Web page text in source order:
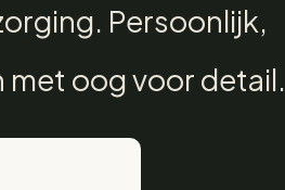
Persoonlijk,
met oog voor detail.